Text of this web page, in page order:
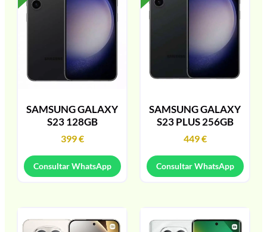
SAMSUNG GALAXY
S23 128GB
399€
Consultar WhatsApp
SAMSUNG GALAXY
S23 PLUS 256GB
449€
Consultar WhatsApp